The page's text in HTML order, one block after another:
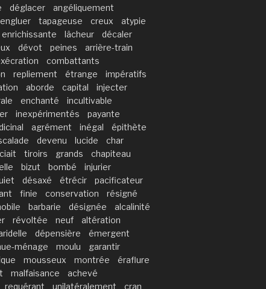
déglacer
angéliquement
engluer tapageuse creux
atypie
enrichissante lâcheur
décaler
dévot peines
arrière-train
combattants
repliement étrange
impératifs
aborde capital
injecter
enchanté
incultivable
inexpérimentés
payante
agrément inégal
épithète
devenu lucide
char
tiroirs grands
chapiteau
bizut bombé
injurier
désaxé étrécir
pacificateur
finie conservation
résigné
barbarie désignée
alcalinité
révoltée neuf
altération
dépensière
émergent
ménage moulu
garantir
mousseux montrée
éraflure
malfaisance
achevé
requérant unilatéralement cran